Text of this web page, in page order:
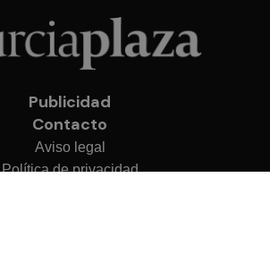
Publicidad
Contacto
Aviso legal
Política de privacidad